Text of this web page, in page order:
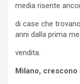
media risente
di case che
anni dalla prima
vendita.
Milano,